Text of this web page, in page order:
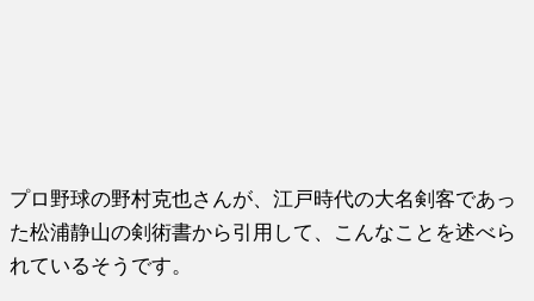
プロ野球の野村克也さんが、江戸時代の大名剣客であっ
た松浦静山の剣術書から引用して、こんなことを述べら
れているそうです。